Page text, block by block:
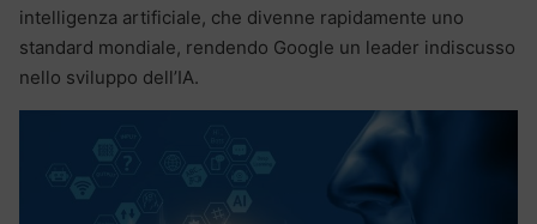
intelligenza artificiale, che divenne rapidamente uno
standard mondiale, rendendo Google un leader indiscusso
nello sviluppo dell’IA.